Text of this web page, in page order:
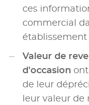
ces
commercial
établissement
Valeur de
d'occasion
de leur
leur valeur de